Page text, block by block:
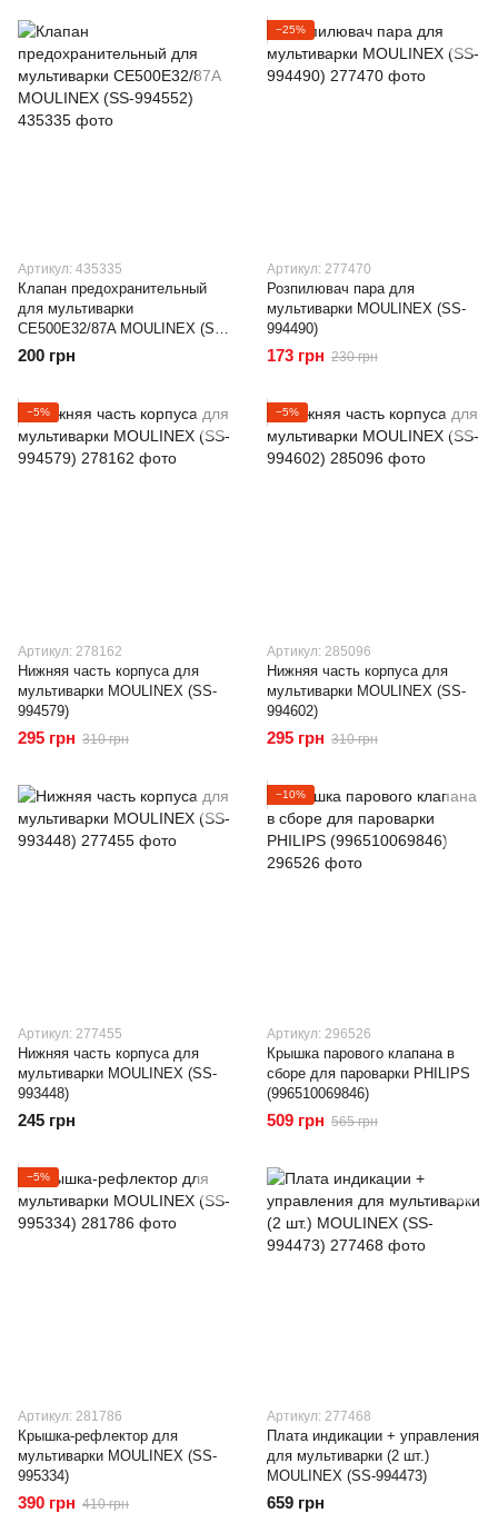
Артикул: 435335
Клапан предохранительный
для мультиварки
CE500E32/87A MOULINEX (SS-
994552)
200 грн
−25%
Артикул: 277470
Розпилювач пара для
мультиварки MOULINEX (SS-
994490)
173 грн 230 грн
−5%
Артикул: 278162
Нижняя часть корпуса для
мультиварки MOULINEX (SS-
994579)
295 грн 310 грн
−5%
Артикул: 285096
Нижняя часть корпуса для
мультиварки MOULINEX (SS-
994602)
295 грн 310 грн
Артикул: 277455
Нижняя часть корпуса для
мультиварки MOULINEX (SS-
993448)
245 грн
−10%
Артикул: 296526
Крышка парового клапана в
сборе для пароварки PHILIPS
(996510069846)
509 грн 565 грн
−5%
Артикул: 281786
Крышка-рефлектор для
мультиварки MOULINEX (SS-
995334)
390 грн 410 грн
Артикул: 277468
Плата индикации + управления
для мультиварки (2 шт.)
MOULINEX (SS-994473)
659 грн